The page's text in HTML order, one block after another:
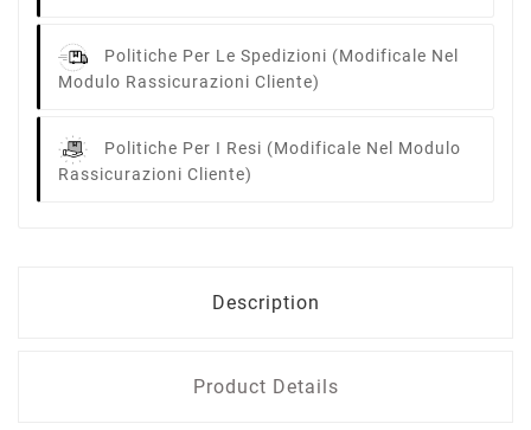
Politiche Per Le Spedizioni (modificale Nel
Modulo Rassicurazioni Cliente)
Politiche Per I Resi (modificale Nel Modulo
Rassicurazioni Cliente)
Description
Product Details